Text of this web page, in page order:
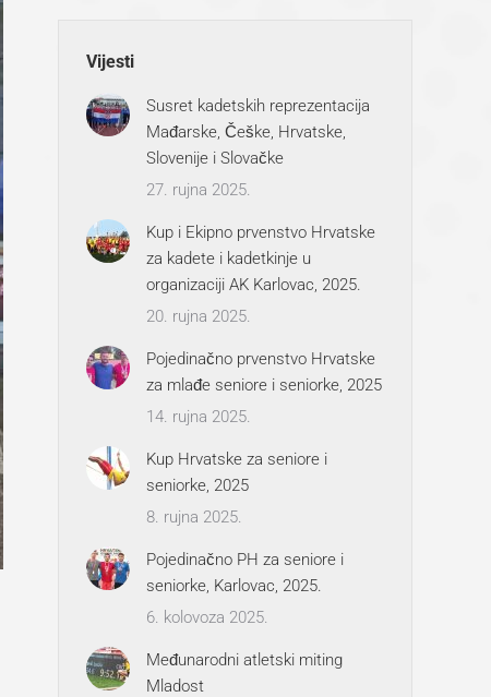
Vijesti
Susret kadetskih reprezentacija
Mađarske, Češke, Hrvatske,
Slovenije i Slovačke
27. rujna 2025.
Kup i Ekipno prvenstvo Hrvatske
za kadete i kadetkinje u
organizaciji AK Karlovac, 2025.
20. rujna 2025.
Pojedinačno prvenstvo Hrvatske
za mlađe seniore i seniorke, 2025
14. rujna 2025.
Kup Hrvatske za seniore i
seniorke, 2025
8. rujna 2025.
Pojedinačno PH za seniore i
seniorke, Karlovac, 2025.
6. kolovoza 2025.
Međunarodni atletski miting
Mladost